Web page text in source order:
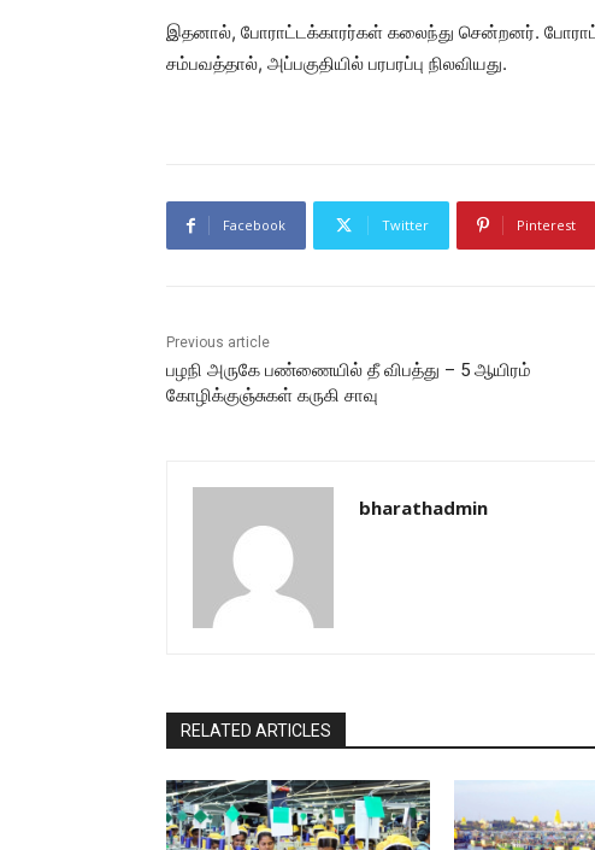
இதனால், போராட்டக்காரர்கள் கலைந்து சென்றனர்.
சம்பவத்தால், அப்பகுதியில் பரபரப்பு நிலவியது.
Facebook Twitter Pinterest
Previous article
பழநி அருகே பண்ணையில் தீ விபத்து – 5 ஆயிரம்
கோழிக்குஞ்சுகள் கருகி சாவு
bharathadmin
RELATED ARTICLES